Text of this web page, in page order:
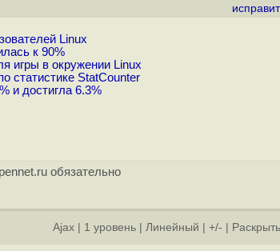
Linux
к 90%
игры в окружении Linux
статистике StatCounter
и достигла 6.3%
обязательно
Ajax 1 уровень Линейный +/-